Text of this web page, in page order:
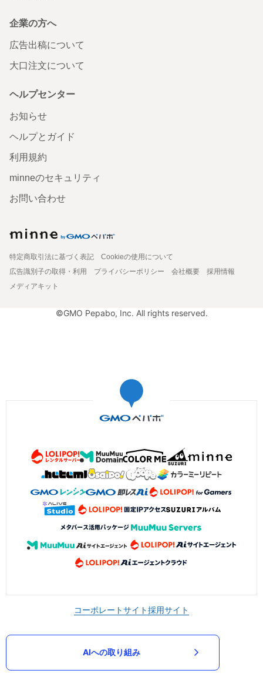
企業の方へ
広告出稿について
大口注文について
ヘルプセンター
お知らせ
ヘルプとガイド
利用規約
minneのセキュリティ
お問い合わせ
特定商取引法に基づく表記
Cookieの使用について
広告識別子の取得・利用
プライバシーポリシー 会社概要
採用情報
メディアキット
©GMO Pepabo, Inc. All rights reserved.
コーポレートサイト採用サイト
AIへの取り組み